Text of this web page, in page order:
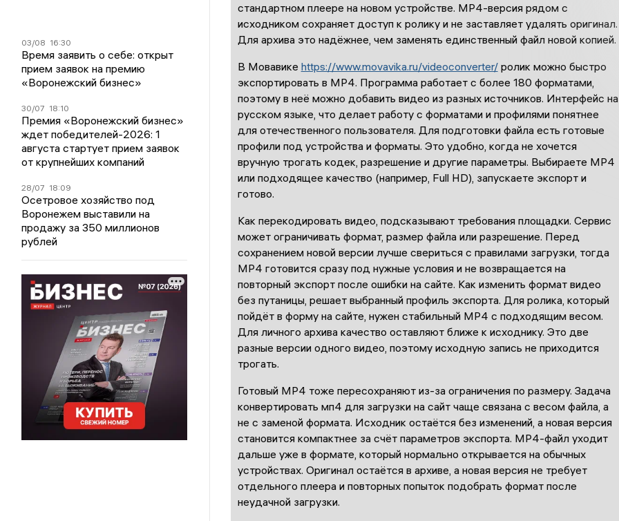
03/08 16:30
Время заявить о себе: открыт
прием заявок на премию
«Воронежский бизнес»
30/07 18:10
Премия «Воронежский бизнес»
ждет победителей-2026: 1
августа стартует прием заявок
от крупнейших компаний
28/07 18:09
Осетровое хозяйство под
Воронежем выставили на
продажу за 350 миллионов
рублей
стандартном плеере на новом устройстве. MP4-версия рядом с
исходником сохраняет доступ к ролику и не заставляет удалять оригинал.
Для архива это надёжнее, чем заменять единственный файл новой копией.
В Мовавике https://www.movavika.ru/videoconverter/ролик можно быстро
экспортировать в MP4. Программа работает с более 180 форматами,
поэтому в неё можно добавить видео из разных источников. Интерфейс на
русском языке, что делает работу с форматами и профилями понятнее
для отечественного пользователя. Для подготовки файла есть готовые
профили под устройства и форматы. Это удобно, когда не хочется
вручную трогать кодек, разрешение и другие параметры. Выбираете MP4
или подходящее качество (например, Full HD), запускаете экспорт и
готово.
Как перекодировать видео, подсказывают требования площадки. Сервис
может ограничивать формат, размер файла или разрешение. Перед
сохранением новой версии лучше свериться с правилами загрузки, тогда
MP4 готовится сразу под нужные условия и не возвращается на
повторный экспорт после ошибки на сайте. Как изменить формат видео
без путаницы, решает выбранный профиль экспорта. Для ролика, который
пойдёт в форму на сайте, нужен стабильный MP4 с подходящим весом.
Для личного архива качество оставляют ближе к исходнику. Это две
разные версии одного видео, поэтому исходную запись не приходится
трогать.
Готовый MP4 тоже пересохраняют из-за ограничения по размеру. Задача
конвертировать мп4 для загрузки на сайт чаще связана с весом файла, а
не с заменой формата. Исходник остаётся без изменений, а новая версия
становится компактнее за счёт параметров экспорта. MP4-файл уходит
дальше уже в формате, который нормально открывается на обычных
устройствах. Оригинал остаётся в архиве, а новая версия не требует
отдельного плеера и повторных попыток подобрать формат после
неудачной загрузки.